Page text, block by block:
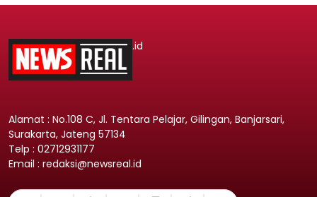
.id
Alamat : No.108 C, Jl. Tentara Pelajar, Gilingan, Banjarsari,
Surakarta, Jateng 57134
Telp : 02712931177
Email : redaksi@newsreal.id